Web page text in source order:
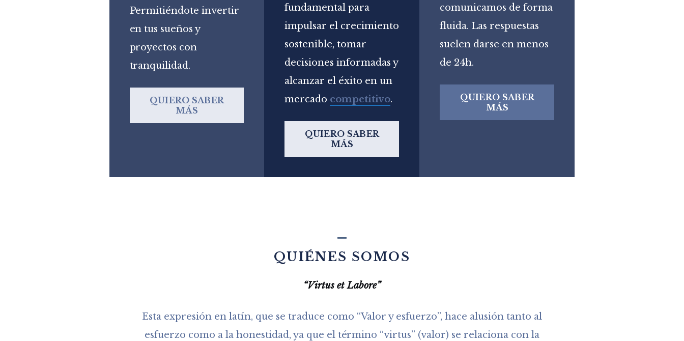
Permitiéndote invertir
en tus sueños y
proyectos con
tranquilidad.
QUIERO SABER
MÁS
fundamental para
impulsar el crecimiento
sostenible, tomar
decisiones informadas y
alcanzar el éxito en un
mercado competitivo.
QUIERO SABER
MÁS
comunicamos de forma
fluida. Las respuestas
suelen darse en menos
de 24h.
QUIERO SABER
MÁS
QUIÉNES SOMOS
“Virtus et Labore”
Esta expresión en latín, que se traduce como “Valor y esfuerzo”, hace alusión tanto al
esfuerzo como a la honestidad, ya que el término “virtus” (valor) se relaciona con la